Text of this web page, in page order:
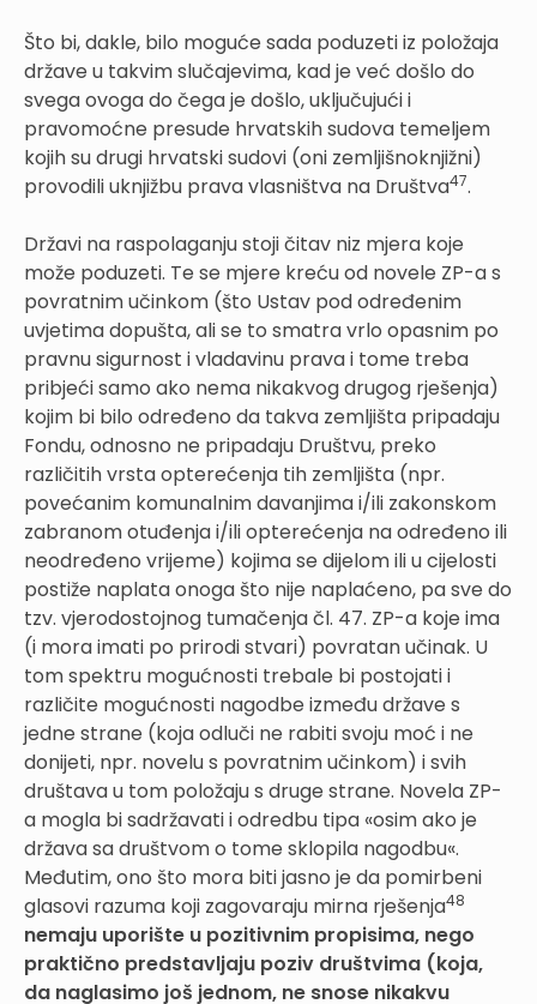
Što bi, dakle, bilo moguće sada poduzeti iz položaja
države u takvim slučajevima, kad je već došlo do
svega ovoga do čega je došlo, uključujući i
pravomoćne presude hrvatskih sudova temeljem
kojih su drugi hrvatski sudovi (oni zemljišnoknjižni)
provodili uknjižbu prava vlasništva na Društva47.
Državi na raspolaganju stoji čitav niz mjera koje
može poduzeti. Te se mjere kreću od novele ZP-a s
povratnim učinkom (što Ustav pod određenim
uvjetima dopušta, ali se to smatra vrlo opasnim po
pravnu sigurnost i vladavinu prava i tome treba
pribjeći samo ako nema nikakvog drugog rješenja)
kojim bi bilo određeno da takva zemljišta pripadaju
Fondu, odnosno ne pripadaju Društvu, preko
različitih vrsta opterećenja tih zemljišta (npr.
povećanim komunalnim davanjima i/ili zakonskom
zabranom otuđenja i/ili opterećenja na određeno ili
neodređeno vrijeme) kojima se dijelom ili u cijelosti
postiže naplata onoga što nije naplaćeno, pa sve do
tzv. vjerodostojnog tumačenja čl. 47. ZP-a koje ima
(i mora imati po prirodi stvari) povratan učinak. U
tom spektru mogućnosti trebale bi postojati i
različite mogućnosti nagodbe između države s
jedne strane (koja odluči ne rabiti svoju moć i ne
donijeti, npr. novelu s povratnim učinkom) i svih
društava u tom položaju s druge strane. Novela ZP-
a mogla bi sadržavati i odredbu tipa «osim ako je
država sa društvom o tome sklopila nagodbu«.
Međutim, ono što mora biti jasno je da pomirbeni
glasovi razuma koji zagovaraju mirna rješenja48
nemaju uporište u pozitivnim propisima, nego
praktično predstavljaju poziv društvima (koja,
da naglasimo još jednom, ne snose nikakvu